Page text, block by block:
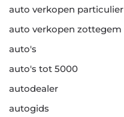
auto verkopen particulier
auto verkopen zottegem
auto's
auto's tot 5000
autodealer
autogids